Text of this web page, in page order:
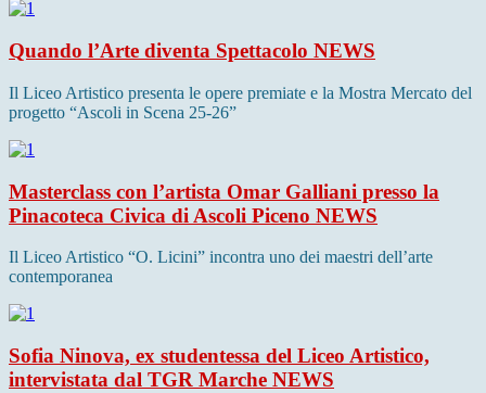
Quando l’Arte diventa Spettacolo NEWS
Il Liceo Artistico presenta le opere premiate e la Mostra Mercato del
progetto “Ascoli in Scena 25-26”
Masterclass con l’artista Omar Galliani presso la
Pinacoteca Civica di Ascoli Piceno NEWS
Il Liceo Artistico “O. Licini” incontra uno dei maestri dell’arte
contemporanea
Sofia Ninova, ex studentessa del Liceo Artistico,
intervistata dal TGR Marche NEWS